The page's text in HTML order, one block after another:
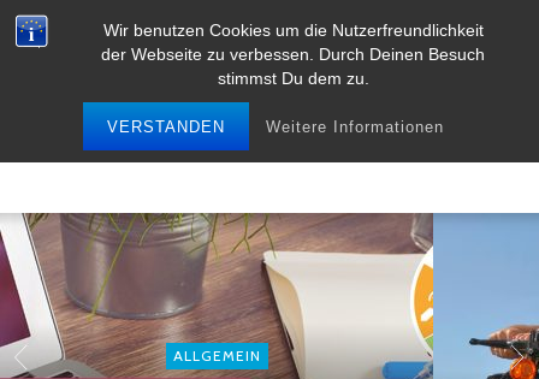
Wir benutzen Cookies um die Nutzerfreundlichkeit
der Webseite zu verbessen. Durch Deinen Besuch
stimmst Du dem zu.
VERSTANDEN Weitere Informationen
ALLGEMEIN